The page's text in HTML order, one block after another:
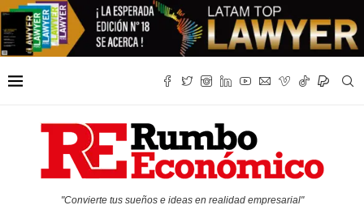
"Convierte tus sueños e ideas en realidad empresarial"